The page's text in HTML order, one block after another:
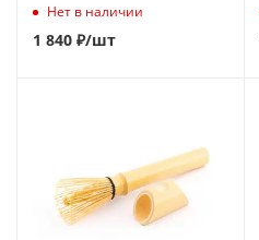
Нет в наличии
1 840 ₽/шт